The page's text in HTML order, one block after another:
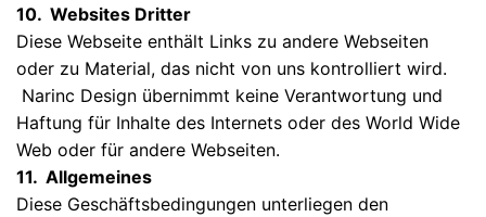
10. Websites Dritter
Diese Webseite enthält Links zu andere Webseiten
oder zu Material, das nicht von uns kontrolliert wird.
Narinc Design übernimmt keine Verantwortung und
Haftung für Inhalte des Internets oder des World Wide
Web oder für andere Webseiten.
11. Allgemeines
Diese Geschäftsbedingungen unterliegen den